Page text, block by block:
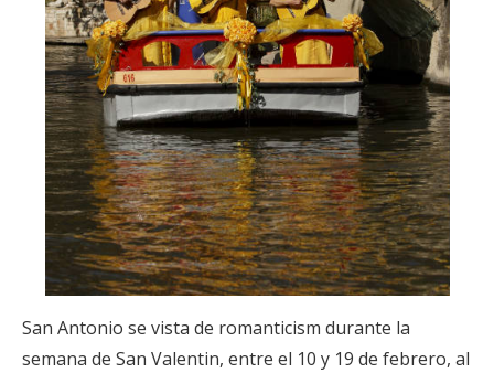
San Antonio se vista de romanticism durante la
semana de San Valentin, entre el 10 y 19 de febrero, al